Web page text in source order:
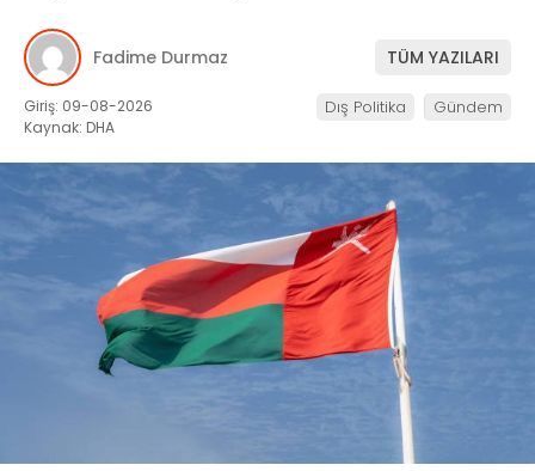
Fadime Durmaz TÜM YAZILARI
Giriş: 09-08-2026
Kaynak: DHA
Dış Politika Gündem